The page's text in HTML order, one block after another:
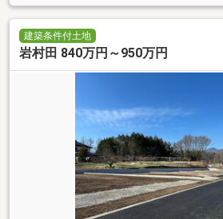
建築条件付土地
岩村田 840万円～950万円